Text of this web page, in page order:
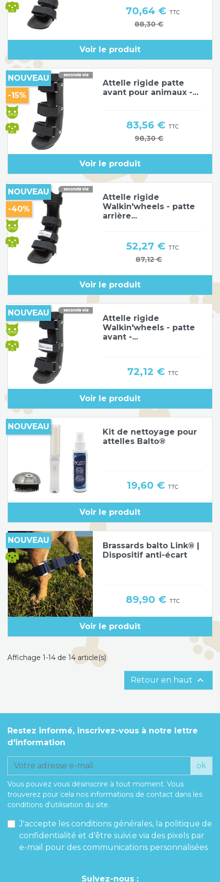
Prix de base
88,30 €
Prix
70,64 € TTC
Voir le produit
Attelle rigide patte
avant pour animaux -...
Prix de base
98,30 €
Prix
83,56 €TTC
Voir le produit
NOUVEAU
-15%
Attelle rigide
Walkin'wheels - patte
arrière...
Prix de base
87,12 €
Prix
52,27 €TTC
Voir le produit
NOUVEAU
-40%
Attelle rigide
Walkin'wheels - patte
avant -...
Prix
72,12 € TTC
Voir le produit
NOUVEAU
Kit de nettoyage pour
attelles Balto®
Prix
19,60 €TTC
Voir le produit
NOUVEAU
Brassards balto Link® |
Dispositif anti-écart
Prix
89,90 € TTC
Voir le produit
NOUVEAU
Affichage 1-14 de 14 article(s)
Retour en haut 
Restez informé, inscrivez-vous à notre lettre
d'information
ok
Vous pouvez vous désinscrire à tout moment. Vous
trouverez pour cela nos informations de contact dans les
conditions d'utilisation du site.
J'accepte les conditions générales, la politique de
confidentialité et d'être suivi.e via des pixels par
e-mail pour des communications personnalisées
Suivez-nous :